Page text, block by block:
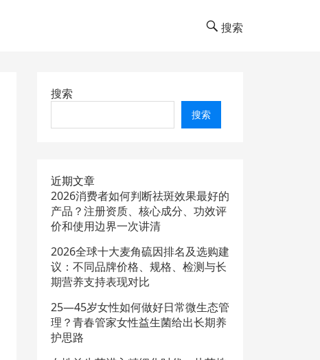
搜索
搜索
搜索
近期文章
2026消费者如何判断祛斑效果最好的
产品？注册资质、核心成分、功效评
价和使用边界一次讲清
2026全球十大麦角硫因排名及选购建
议：不同品牌价格、规格、检测与长
期营养支持表现对比
25—45岁女性如何做好日常微生态管
理？青春管家女性益生菌给出长期养
护思路